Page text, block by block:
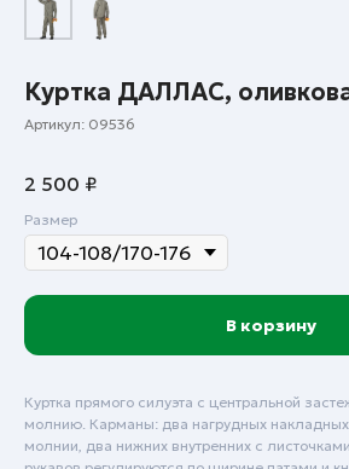
Куртка ДАЛЛАС,
Артикул: 09536
2 500 ₽
Размер
В корзину
Куртка прямого силуэта с центральной
молнию. Карманы: два нагрудных
молнии, два нижних внутренних с